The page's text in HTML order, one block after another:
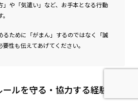
」や「気遣い」など、お手本となる行動
るために「がまん」するのではなく「誠
性も伝えてあげてください。
ルを守る・協力する経験を